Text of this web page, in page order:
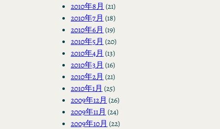
2010年8月 (21)
2010年7月 (18)
2010年6月 (19)
2010年5月 (20)
2010年4月 (13)
2010年3月 (16)
2010年2月 (21)
2010年1月 (25)
2009年12月 (26)
2009年11月 (24)
2009年10月 (22)